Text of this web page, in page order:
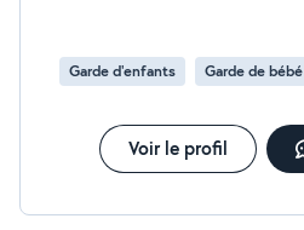
Garde d'enfants Garde de bébé
Voir le profil